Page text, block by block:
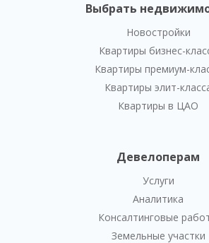
Выбрать
Новостройки
Квартиры бизнес-
Квартиры премиум-
Квартиры элит-
Квартиры в ЦАО
Девелоперам
Услуги
Аналитика
Консалтинговые
Земельные участки